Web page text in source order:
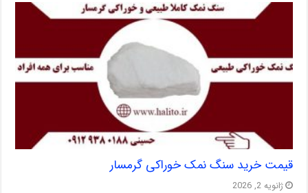
قیمت خرید سنگ نمک خوراکی گرمسار
ژانویه 2, 2026